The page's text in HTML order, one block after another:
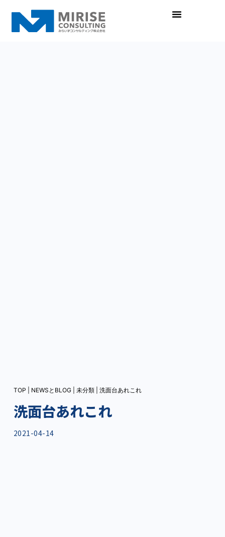
TOP NEWSとBLOG 未分類 洗面台あれこれ
洗面台あれこれ
2021-04-14